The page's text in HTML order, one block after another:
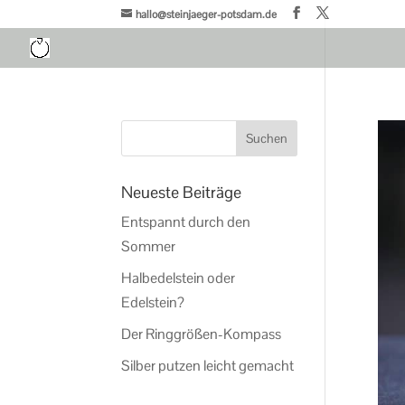
hallo@steinjaeger-potsdam.de
Neueste Beiträge
Entspannt durch den
Sommer
Halbedelstein oder
Edelstein?
Der Ringgrößen-Kompass
Silber putzen leicht gemacht